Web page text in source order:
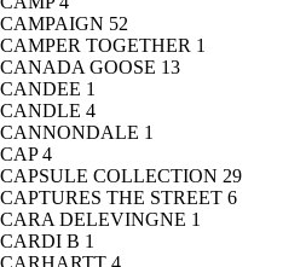
CAMPAIGN 52
CAMPER TOGETHER 1
CANADA GOOSE 13
CANDEE 1
CANDLE 4
CANNONDALE 1
CAP4
CAPSULE COLLECTION 29
CAPTURES THE STREET 6
CARA DELEVINGNE 1
CARDI B 1